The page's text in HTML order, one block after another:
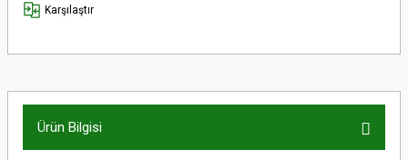
Karşılaştır
Ürün Bilgisi